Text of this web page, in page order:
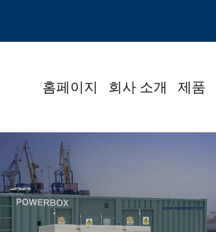
홈페이지 회사 소개 제품